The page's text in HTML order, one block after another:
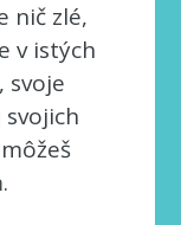
nič zlé,
v istých
svoje